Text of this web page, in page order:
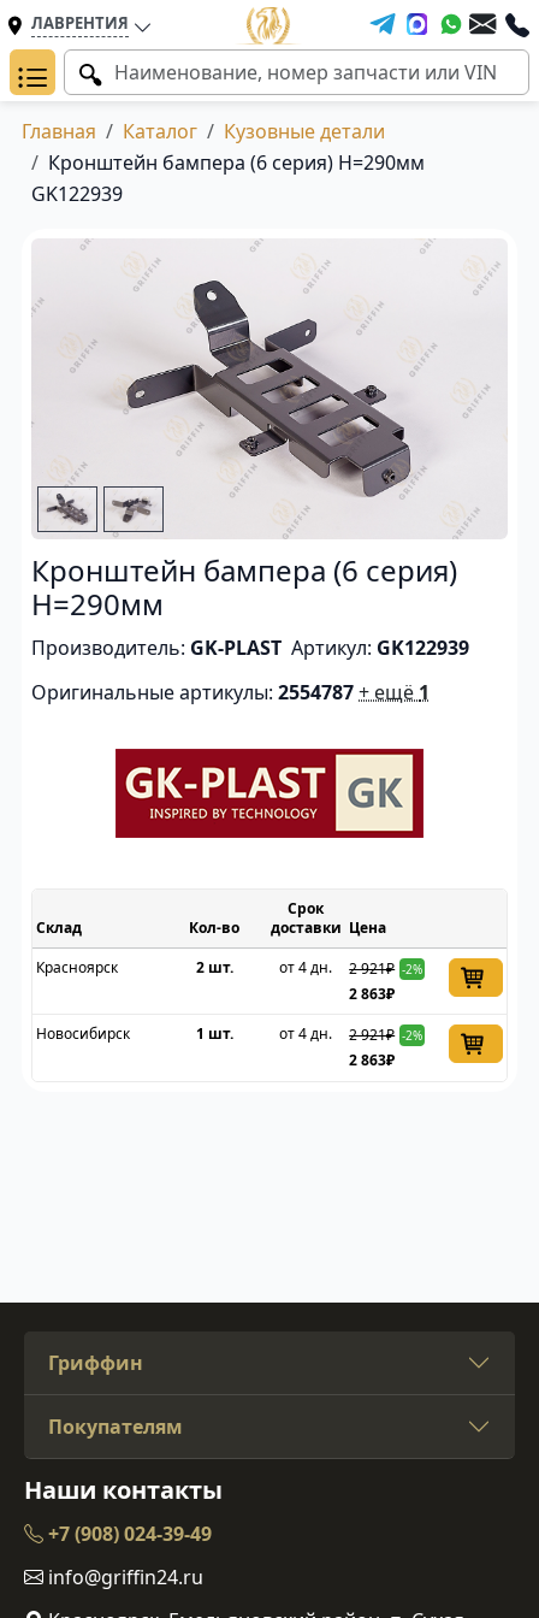
ЛАВРЕНТИЯ
Главная Каталог
Кузовные детали
Кронштейн бампера (6 серия) H=290мм
GK122939
Кронштейн бампера (6 серия)
H=290мм
Производитель: GK-PLAST Артикул: GK122939
Оригинальные артикулы: 2554787+ ещё 1
Склад
Срок
доставки Цена
Красноярск
2 шт. от 4 дн. 2 921₽ -2%
2 863₽
Новосибирск
1 шт. от 4 дн. 2 921₽ -2%
2 863₽
Гриффин
Покупателям
Наши контакты
+7 (908) 024-39-49
info@griffin24.ru